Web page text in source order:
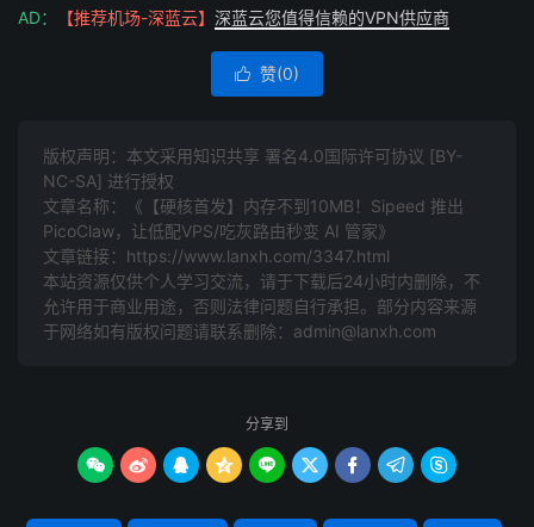
AD： 【推荐机场-深蓝云】 深蓝云您值得信赖的VPN供应商
 赞(0)
版权声明：本文采用知识共享 署名4.0国际许可协议 [BY-
NC-SA] 进行授权
文章名称：《【硬核首发】内存不到10MB！Sipeed 推出
PicoClaw，让低配VPS/吃灰路由秒变 AI 管家》
文章链接： https://www.lanxh.com/3347.html
本站资源仅供个人学习交流，请于下载后24小时内删除，不
允许用于商业用途，否则法律问题自行承担。部分内容来源
于网络如有版权问题请联系删除：admin@lanxh.com
分享到
        